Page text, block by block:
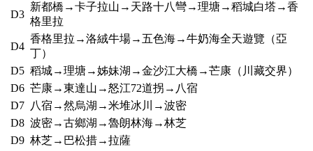
D3
新都橋→卡子拉山→天路十八彎→理塘→稻城白塔→香
格里拉
D4
香格里拉→洛絨牛場→五色海→牛奶海全天遊覽（亞
丁）
D5 稻城→理塘→姊妹湖→金沙江大橋→芒康（川藏交界）
D6 芒康→東達山→怒江72道拐→八宿
D7 八宿→然烏湖→米堆冰川→波密
D8 波密→古鄉湖→魯朗林海→林芝
D9 林芝→巴松措→拉薩